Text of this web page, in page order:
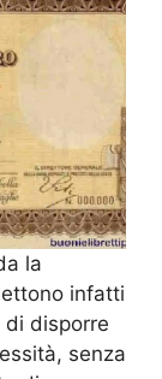
la
infatti
disporre
senza